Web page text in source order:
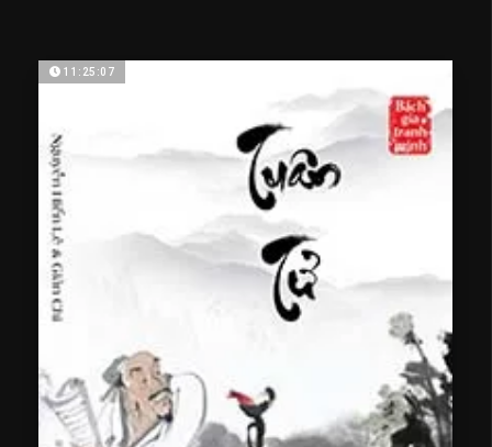
11:25:07